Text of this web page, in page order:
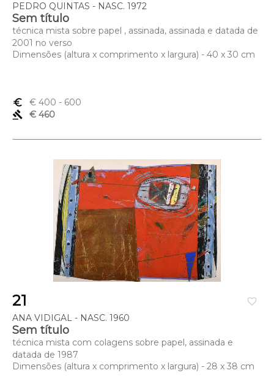
PEDRO QUINTAS - NASC. 1972
Sem título
técnica mista sobre papel , assinada, assinada e datada de
2001 no verso
Dimensões (altura x comprimento x largura) - 40 x 30 cm
euro_symbol € 400 - 600
gavel
€ 460
favorite_border
21
ANA VIDIGAL - NASC. 1960
Sem título
técnica mista com colagens sobre papel, assinada e
datada de 1987
Dimensões (altura x comprimento x largura) - 28 x 38 cm